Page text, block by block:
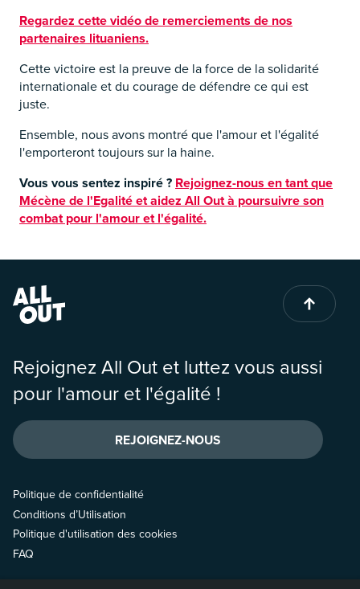
Regardez cette vidéo de remerciements de nos
partenaires lituaniens.
Cette victoire est la preuve de la force de la solidarité
internationale et du courage de défendre ce qui est
juste.
Ensemble, nous avons montré que l'amour et l'égalité
l'emporteront toujours sur la haine.
Vous vous sentez inspiré ? Rejoignez-nous en tant que
Mécène de l'Egalité et aidez All Out à poursuivre son
combat pour l'amour et l'égalité.
Rejoignez All Out et luttez vous aussi
pour l'amour et l'égalité !
REJOIGNEZ-NOUS
Politique de confidentialité
Conditions d’Utilisation
Politique d'utilisation des cookies
FAQ